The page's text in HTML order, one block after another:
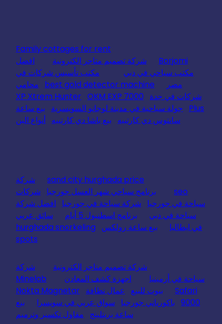
Family cottages for rent
Borjomi
شركة تصميم متاجر الكترونية
افضل
مكتب سياحي في دبي
مكتب تأسيس شركات في
مصر
best gold detector machine
محامي
شركات في جدة
XP Xtrem Hunter OKM EXP 7000
Plus
جولة سياحية في مدينة لوجانو السويسرية
بيع ساعة
سانتوس دي كارتييه
بيع باشا دي كارتييه أنواع البن
sand city hurghada price
شركة
seo
برنامج سياحي شهر العسل جورجيا
شركات
سياحة في جورجيا
شركة سياحة في جورجيا
افضل شركة
سياحة في دبي
برنامج اسطنبول 5 أيام
سائق عربي
في ايطاليا
بيع ساعة رولكس
hurghada snorkeling
spots
شركة تصميم متاجر الكترونية
شركة
سياحة في أرمينيا
اجهزة كشف المعادن
Minelab
Safari
بيوت للبيع عمال نظافة Nokta Magnetar
9000 باكورياني جورجيا سواق عربي في سويسرا
بيع
ساعة بريتلينج
مقاول تكسير وترميم